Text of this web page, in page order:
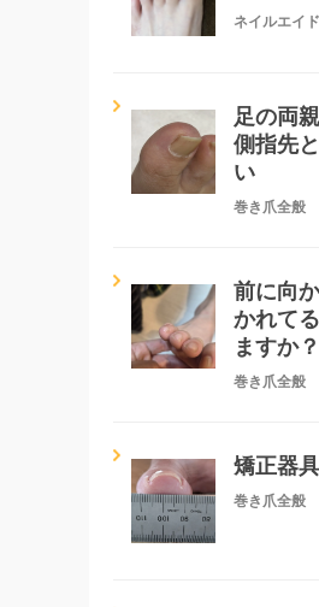
ネイルエイド
足の両
側指先
い
巻き爪全般
前に向
かれて
ますか？
巻き爪全般
矯正器
巻き爪全般